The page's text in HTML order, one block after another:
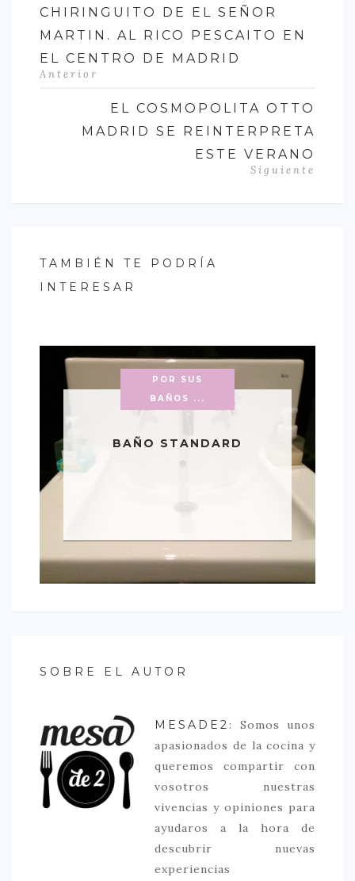
CHIRINGUITO DE EL SEÑOR
MARTIN. AL RICO PESCAITO EN
EL CENTRO DE MADRID
Anterior
EL COSMOPOLITA OTTO
MADRID SE REINTERPRETA
ESTE VERANO
Siguiente
TAMBIÉN TE PODRÍA
INTERESAR
POR SUS
BAÑOS ...
BAÑO STANDARD
SOBRE EL AUTOR
MESADE2: Somos unos
apasionados de la cocina y
queremos compartir con
vosotros nuestras
vivencias y opiniones para
ayudaros a la hora de
descubrir nuevas
experiencias